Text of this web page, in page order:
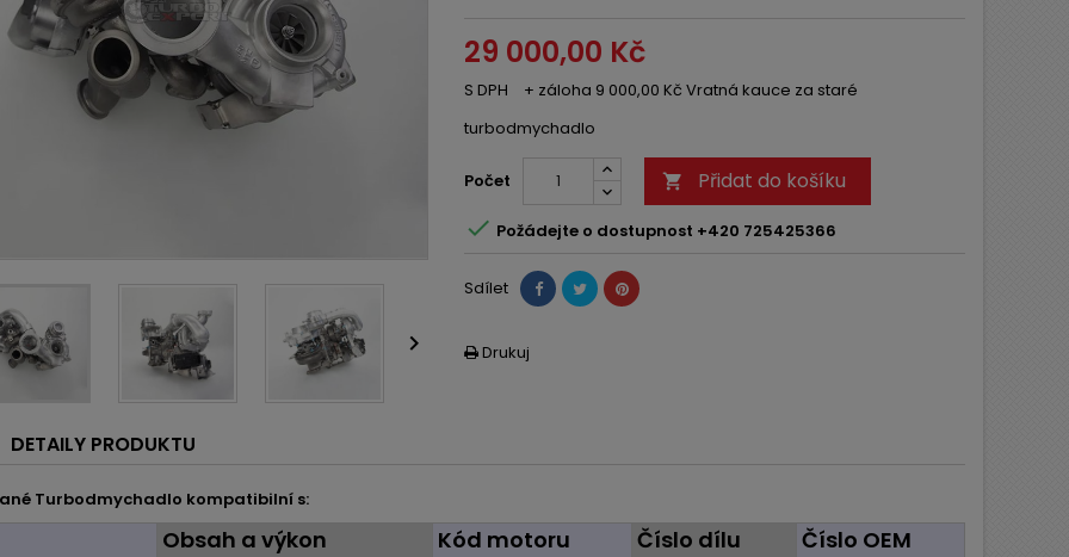

29 000,00 Kč
S DPH
+ záloha 9 000,00 Kč Vratná kauce za staré
turbodmychadlo
Počet  Přidat do košíku
 Požádejte o dostupnost +420 725425366
Sdílet
 Drukuj
DETAILY PRODUKTU
Turbodmychadlo kompatibilní s:
Obsah a výkon Kód motoru Číslo dílu Číslo OEM